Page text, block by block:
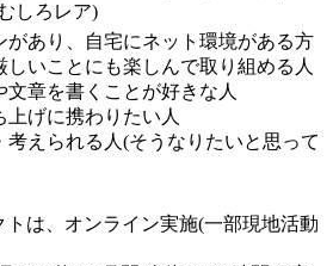
しろレア)
があり、自宅にネット環境がある方
しいことにも楽しんで取り組める人
文章を書くことが好きな人
上げに携わりたい人
考えられる人(そうなりたいと思って
トは、オンライン実施(一部現地活動